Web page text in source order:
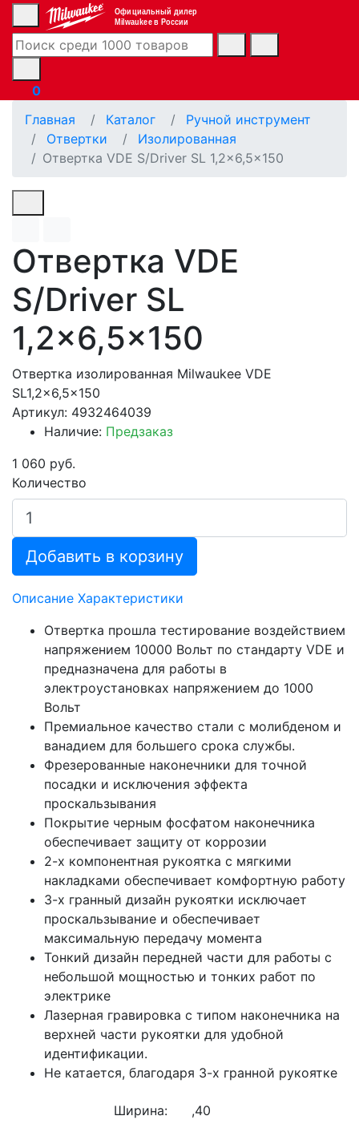
Официальный дилер
Milwaukee в России
0
Главная
Каталог
Ручной инструмент
Отвертки
Изолированная
Отвертка VDE S/Driver SL 1,2x6,5x150
Отвертка VDE
S/Driver SL
1,2x6,5x150
Отвертка изолированная Milwaukee VDE
SL1,2x6,5x150
Артикул: 4932464039
Наличие: Предзаказ
1 060 руб.
Количество
Добавить в корзину
Описание Характеристики
Отвертка прошла тестирование воздействием
напряжением 10000 Вольт по стандарту VDE и
предназначена для работы в
электроустановках напряжением до 1000
Вольт
Премиальное качество стали с молибденом и
ванадием для большего срока службы.
Фрезерованные наконечники для точной
посадки и исключения эффекта
проскальзывания
Покрытие черным фосфатом наконечника
обеспечивает защиту от коррозии
2-х компонентная рукоятка с мягкими
накладками обеспечивает комфортную работу
3-х гранный дизайн рукоятки исключает
проскальзывание и обеспечивает
максимальную передачу момента
Тонкий дизайн передней части для работы с
небольшой мощностью и тонких работ по
электрике
Лазерная гравировка с типом наконечника на
верхней части рукоятки для удобной
идентификации.
Не катается, благодаря 3-х гранной рукоятке
Ширина: ,40